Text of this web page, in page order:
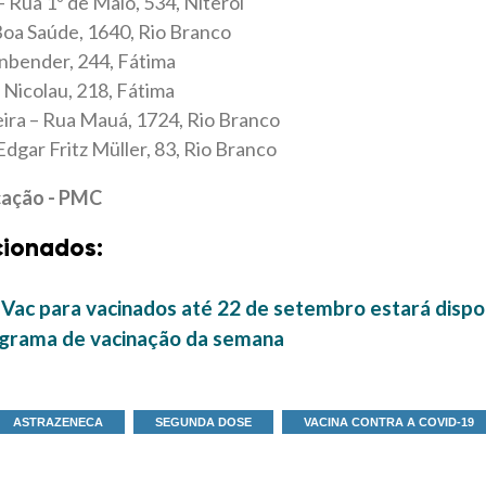
Saúde, 1640, Rio Branco
244, Fátima
Nicolau, 218, Fátima
– Rua Mauá, 1724, Rio Branco
Fritz Müller, 83, Rio Branco
- PMC
para vacinados até 22 de setembro estará
de vacinação da semana
ASTRAZENECA SEGUNDA DOSE VACINA CONTRA A COVID-19